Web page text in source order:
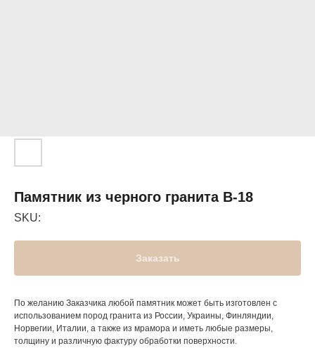
Памятник из черного гранита В-18
SKU:
Заказать
По желанию Заказчика любой памятник может быть изготовлен с
использованием пород гранита из России, Украины, Финляндии,
Норвегии, Италии, а также из мрамора и иметь любые размеры,
толщину и различную фактуру обработки поверхности.